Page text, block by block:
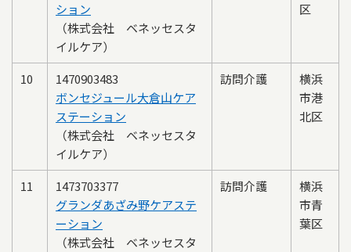
ション
（株式会社 ベネッセスタ
イルケア）
区
10
1470903483
ボンセジュール大倉山ケア
ステーション
（株式会社 ベネッセスタ
イルケア）
訪問介護
横浜
市港
北区
11
1473703377
グランダあざみ野ケアステ
ーション
（株式会社 ベネッセスタ
訪問介護
横浜
市青
葉区